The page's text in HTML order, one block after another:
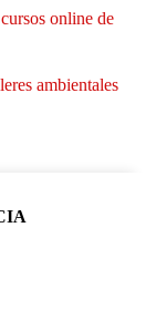
online de
ambientales